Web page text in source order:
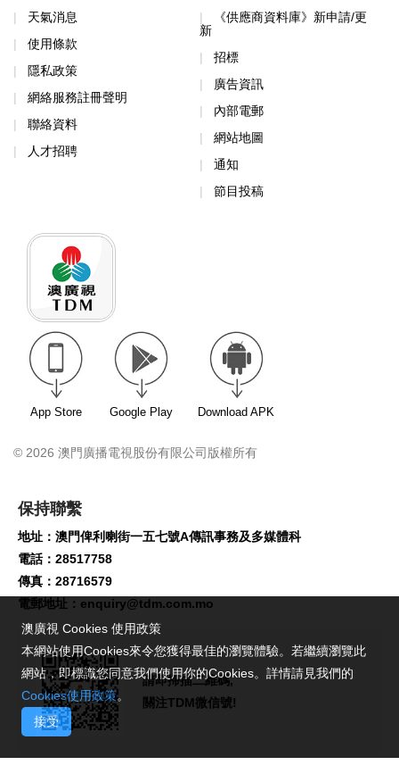
天氣消息
使用條款
隱私政策
網絡服務註冊聲明
聯絡資料
人才招聘
《供應商資料庫》新申請/更
新
招標
廣告資訊
內部電郵
網站地圖
通知
節目投稿
App Store Google Play Download APK
© 2026 澳門廣播電視股份有限公司版權所有
保持聯繫
地址：澳門俾利喇街一五七號A傳訊事務及多媒體科
電話：28517758
傳真：28716579
電郵地址： enquiry@tdm.com.mo
請即掃描二維碼,
關注TDM微信號!
澳廣視 Cookies 使用政策
本網站使用Cookies來令您獲得最佳的瀏覽體驗。若繼續瀏覽此
網站，即標識您同意我們使用你的Cookies。詳情請見我們的
Cookies使用政策。
接受